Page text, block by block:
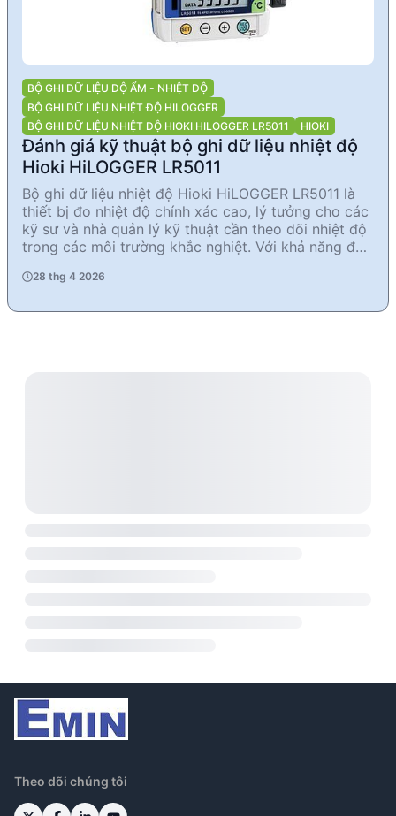
BỘ GHI DỮ LIỆU ĐỘ ẨM - NHIỆT ĐỘ
BỘ GHI DỮ LIỆU NHIỆT ĐỘ HILOGGER
BỘ GHI DỮ LIỆU NHIỆT ĐỘ HIOKI HILOGGER LR5011
HIOKI
Đánh giá kỹ thuật bộ ghi dữ liệu nhiệt độ
Hioki HiLOGGER LR5011
Bộ ghi dữ liệu nhiệt độ Hioki HiLOGGER LR5011 là
thiết bị đo nhiệt độ chính xác cao, lý tưởng cho các
kỹ sư và nhà quản lý kỹ thuật cần theo dõi nhiệt độ
trong các môi trường khắc nghiệt. Với khả năng đo
phẩm này đáp ứng tốt nhu cầu giám sát nhiệt độ
chống nước IP54, và khả năng hoạt động trong môi
28 thg 4 2026
Theo dõi chúng tôi